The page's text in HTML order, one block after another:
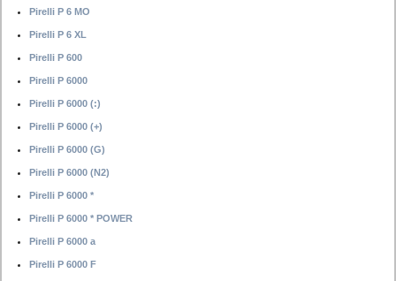
Pirelli P 6 MO
Pirelli P 6 XL
Pirelli P 600
Pirelli P 6000
Pirelli P 6000 (:)
Pirelli P 6000 (+)
Pirelli P 6000 (G)
Pirelli P 6000 (N2)
Pirelli P 6000 *
Pirelli P 6000 * POWER
Pirelli P 6000 a
Pirelli P 6000 F